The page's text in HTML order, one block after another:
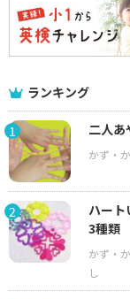
ランキング
1 二人あ
2
ハー
3種類